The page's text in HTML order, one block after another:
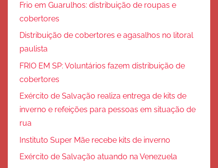
Frio em Guarulhos: distribuição de roupas e
cobertores
Distribuição de cobertores e agasalhos no litoral
paulista
FRIO EM SP: Voluntários fazem distribuição de
cobertores
Exército de Salvação realiza entrega de kits de
inverno e refeições para pessoas em situação de
rua
Instituto Super Mãe recebe kits de inverno
Exército de Salvação atuando na Venezuela